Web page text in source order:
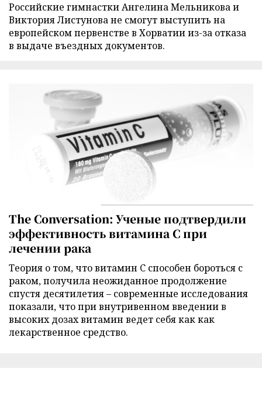
Российские гимнастки Ангелина Мельникова и
Виктория Листунова не смогут выступить на
европейском первенстве в Хорватии из-за отказа
в выдаче въездных документов.
The Conversation: Ученые подтвердили
эффективность витамина C при
лечении рака
Теория о том, что витамин C способен бороться с
раком, получила неожиданное продолжение
спустя десятилетия – современные исследования
показали, что при внутривенном введении в
высоких дозах витамин ведет себя как как
лекарственное средство.